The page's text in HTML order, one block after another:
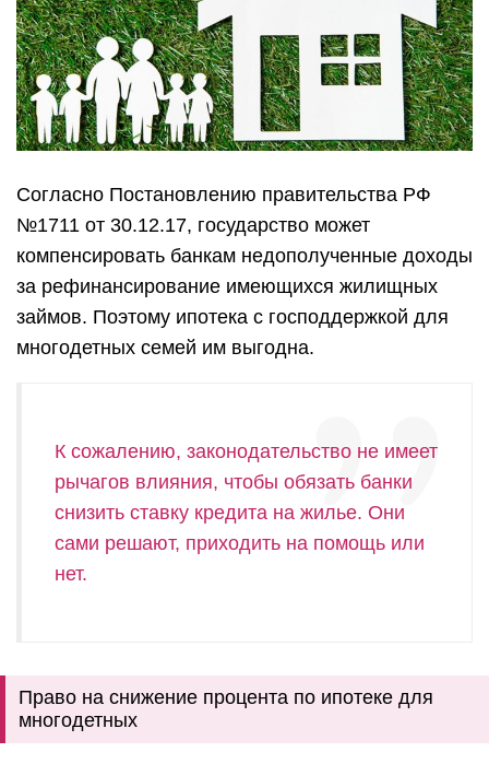
Согласно Постановлению правительства РФ
№1711 от 30.12.17, государство может
компенсировать банкам недополученные доходы
за рефинансирование имеющихся жилищных
займов. Поэтому ипотека с господдержкой для
многодетных семей им выгодна.
К сожалению, законодательство не имеет
рычагов влияния, чтобы обязать банки
снизить ставку кредита на жилье. Они
сами решают, приходить на помощь или
нет.
Право на снижение процента по ипотеке для
многодетных